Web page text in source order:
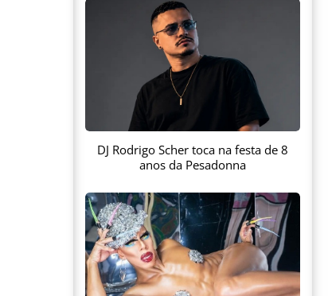
DJ Rodrigo Scher toca na festa de 8
anos da Pesadonna